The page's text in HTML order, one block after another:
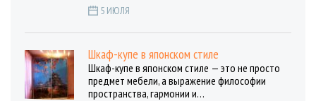
5 ИЮЛЯ
Шкаф-купе в японском стиле
Шкаф-купе в японском стиле — это не просто
предмет мебели, а выражение философии
пространства, гармонии и…